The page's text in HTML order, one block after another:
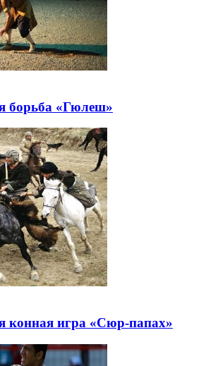
борьба «Гюлеш»
конная игра «Сюр-папах»